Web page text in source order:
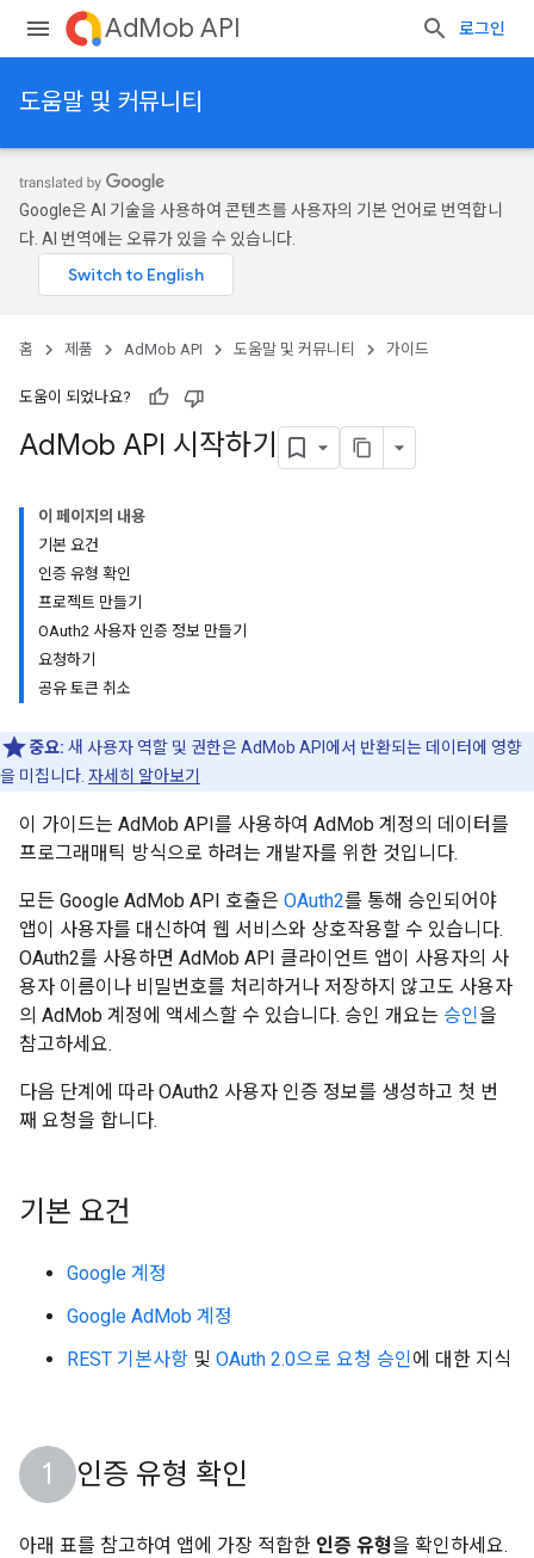
AdMob API 로그인
도움말 및 커뮤니티
Google은 AI 기술을 사용하여 콘텐츠를 사용자의 기본 언어로 번역합니
다. AI 번역에는 오류가 있을 수 있습니다.
홈 제품 AdMob API 도움말 및 커뮤니티 가이드
도움이 되었나요?
AdMob API 시작하기
이 페이지의 내용
기본 요건
인증 유형 확인
프로젝트 만들기
OAuth2 사용자 인증 정보 만들기
요청하기
공유 토큰 취소
중요: 새 사용자 역할 및 권한은 AdMob API에서 반환되는 데이터에 영향
을 미칩니다. 자세히 알아보기
이 가이드는 AdMob API를 사용하여 AdMob 계정의 데이터를
프로그래매틱 방식으로 하려는 개발자를 위한 것입니다.
모든 Google AdMob API 호출은 OAuth2를 통해 승인되어야
앱이 사용자를 대신하여 웹 서비스와 상호작용할 수 있습니다.
OAuth2를 사용하면 AdMob API 클라이언트 앱이 사용자의 사
용자 이름이나 비밀번호를 처리하거나 저장하지 않고도 사용자
의 AdMob 계정에 액세스할 수 있습니다. 승인 개요는 승인을
참고하세요.
다음 단계에 따라 OAuth2 사용자 인증 정보를 생성하고 첫 번
째 요청을 합니다.
기본 요건
Google 계정
Google AdMob 계정
REST 기본사항 및 OAuth 2.0으로 요청 승인에 대한 지식
인증 유형 확인
아래 표를 참고하여 앱에 가장 적합한 인증 유형을 확인하세요.